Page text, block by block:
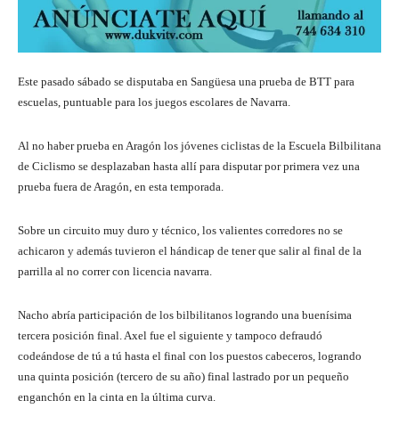
Este pasado sábado se disputaba en Sangüesa una prueba de BTT para
escuelas, puntuable para los juegos escolares de Navarra.
Al no haber prueba en Aragón los jóvenes ciclistas de la Escuela Bilbilitana
de Ciclismo se desplazaban hasta allí para disputar por primera vez una
prueba fuera de Aragón, en esta temporada.
Sobre un circuito muy duro y técnico, los valientes corredores no se
achicaron y además tuvieron el hándicap de tener que salir al final de la
parrilla al no correr con licencia navarra.
Nacho abría participación de los bilbilitanos logrando una buenísima
tercera posición final. Axel fue el siguiente y tampoco defraudó
codeándose de tú a tú hasta el final con los puestos cabeceros, logrando
una quinta posición (tercero de su año) final lastrado por un pequeño
enganchón en la cinta en la última curva.